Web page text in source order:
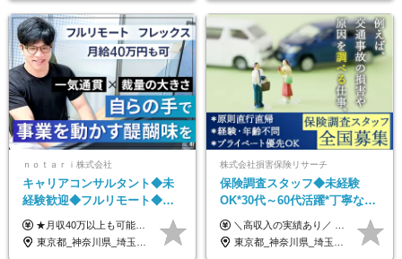
ｎｏｔａｒｉ株式会社
キャリアコンサルタント◆未
経験歓迎◆フルリモート◆フ
レックス制◆10時出勤・16時
退勤も可◆残業月10時間以内
★月収40万以上も可能！ ★能力・スキル・経験を考慮した年収額を設定します ■月給20万円～40万円＋決算賞与 ※経験・スキルを考慮のうえ決定します ※給与にはみなし残業代40時間分を含む。そのほか詳細に関しては別途面接時にご説明します ※試用期間3ヵ月あり。期間中の雇用形態・条件などに差異はありません
東京都_神奈川県_埼玉県_千葉県_大阪府_愛知県_北海道_青森県_岩手県_宮城県_秋田県_山形県_福島県_茨城県_栃木県_群馬県_新潟県_山梨県_長野県_富山県_石川県_福井県_静岡県_岐阜県_三重県_兵庫県_京都府_滋賀県_奈良県_和歌山県_広島県_岡山県_鳥取県_島根県_山口県_徳島県_香川県_愛媛県_高知県_福岡県_熊本県_佐賀県_長崎県_大分県_宮崎県_鹿児島県_沖縄県
株式会社損害保険リサーチ
保険調査スタッフ◆未経験
OK*30代～60代活躍*丁寧な講
習・サポートあり*原則直行直
帰／全国募集・業務委託
＼高収入の実績あり／ なかには年収1000万円を超えるスペシャリストもいらっしゃいます！ 【完全出来高報酬制】 ★仕事に慣れるまで収入をサポート 1か月目：報酬が通常の2倍 2か月目：報酬が通常の1.5倍 ※災害に関する業務については、収入サポートの対象外 ※試用期間はありません ＊＊＊業務報酬の例＊＊＊ ・事故原因調査（4箇所確認）…1万5000円～ ・有無責／不正請求疑義調査（自動車案件）…2万円～ ・医療調査（1箇所確認）…1万7000円～ ・書類取付（1箇所訪問）…3000円～ ※上記は目安になります ※実際の報酬は業務報酬に応じた個々のスキル・実績を加味したものになります
東京都_神奈川県_埼玉県_千葉県_大阪府_愛知県_北海道_青森県_岩手県_宮城県_秋田県_山形県_福島県_茨城県_栃木県_群馬県_新潟県_山梨県_長野県_富山県_石川県_福井県_静岡県_岐阜県_三重県_兵庫県_京都府_滋賀県_奈良県_和歌山県_広島県_岡山県_鳥取県_島根県_山口県_徳島県_香川県_愛媛県_高知県_福岡県_熊本県_佐賀県_長崎県_大分県_宮崎県_鹿児島県_沖縄県